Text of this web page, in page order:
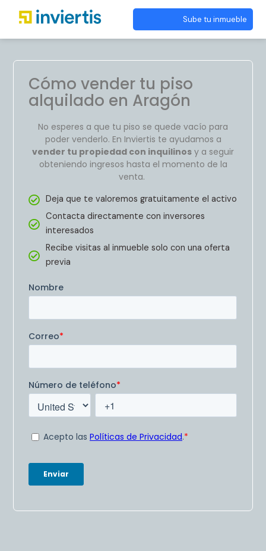
Sube tu inmueble
Cómo vender tu piso
alquilado en Aragón
No esperes a que tu piso se quede vacío para
poder venderlo. En Inviertis te ayudamos a
vender tu propiedad con inquilinos y a seguir
obteniendo ingresos hasta el momento de la
venta.
Deja que te valoremos gratuitamente el activo
Contacta directamente con inversores
interesados
Recibe visitas al inmueble solo con una oferta
previa